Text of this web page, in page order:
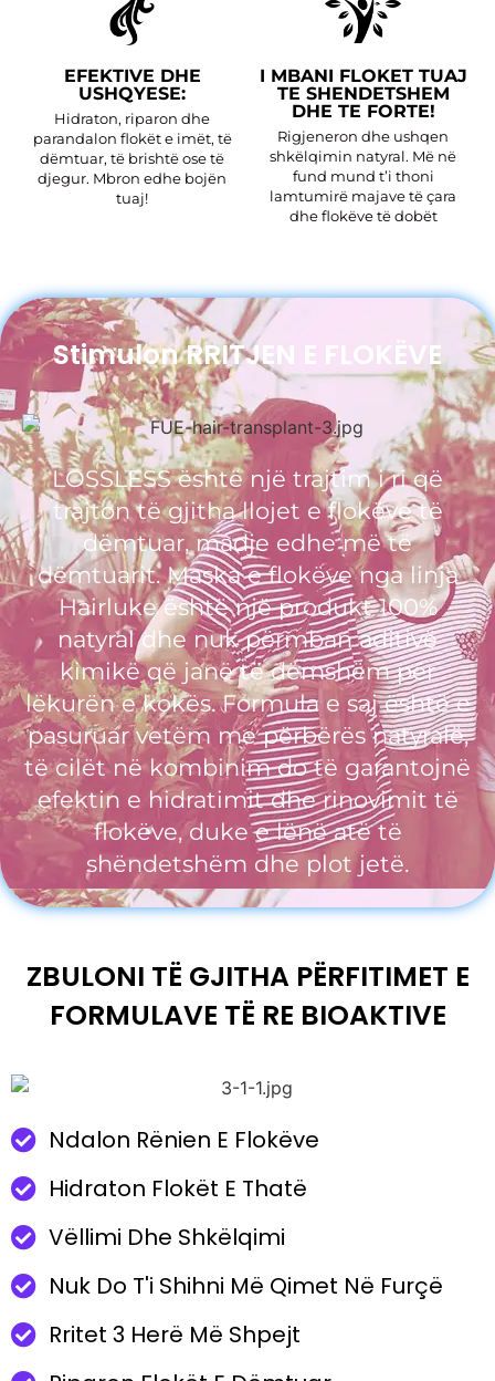
EFEKTIVE DHE
USHQYESE:
Hidraton, riparon dhe
parandalon flokët e imët, të
dëmtuar, të brishtë ose të
djegur. Mbron edhe bojën
tuaj!
I MBANI FLOKET TUAJ
TE SHENDETSHEM
DHE TE FORTE!
Rigjeneron dhe ushqen
shkëlqimin natyral. Më në
fund mund t’i thoni
lamtumirë majave të çara
dhe flokëve të dobët
Stimulon RRITJEN E FLOKËVE
LOSSLESS është një trajtim i ri që
trajton të gjitha llojet e flokëve të
dëmtuar, madje edhe më të
dëmtuarit. Maska e flokëve nga linja
Hairluke është një produkt 100%
natyral dhe nuk përmban aditivë
kimikë që janë të dëmshëm për
lëkurën e kokës. Formula e saj është e
pasuruar vetëm me përbërës natyralë,
të cilët në kombinim do të garantojnë
efektin e hidratimit dhe rinovimit të
flokëve, duke e lënë atë të
shëndetshëm dhe plot jetë.
ZBULONI TË GJITHA PËRFITIMET E
FORMULAVE TË RE BIOAKTIVE
Ndalon Rënien E Flokëve
Hidraton Flokët E Thatë
Vëllimi Dhe Shkëlqimi
Nuk Do T'i Shihni Më Qimet Në Furçë
Rritet 3 Herë Më Shpejt